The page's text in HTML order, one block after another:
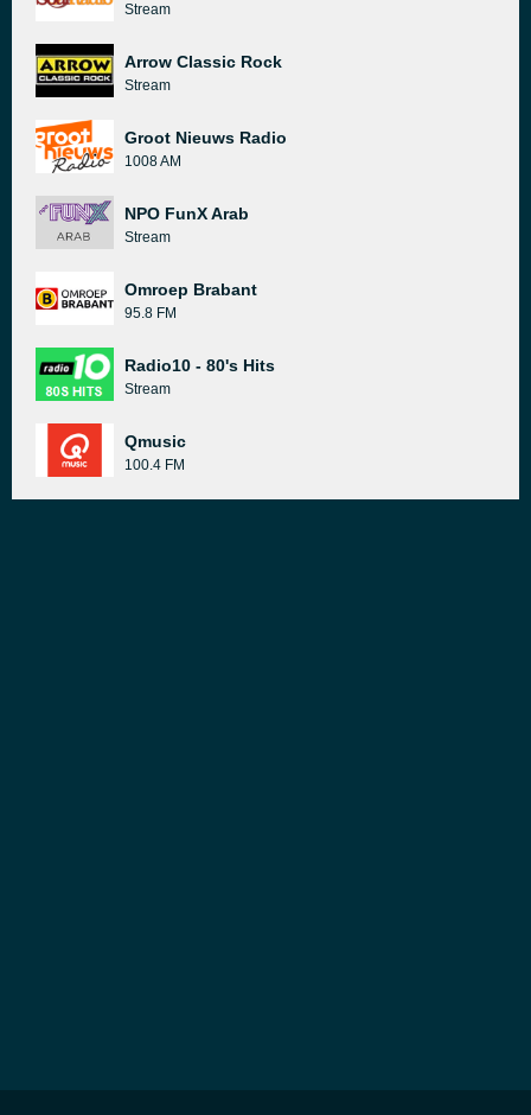
Stream
Arrow Classic Rock
Stream
Groot Nieuws Radio
1008 AM
NPO FunX Arab
Stream
Omroep Brabant
95.8 FM
Radio10 - 80's Hits
Stream
Qmusic
100.4 FM